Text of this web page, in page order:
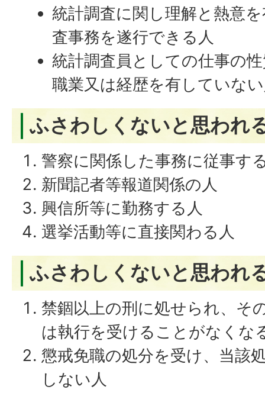
統計調査に関し理解と熱意
査事務を遂行できる人
統計調査員としての仕事の
職業又は経歴を有していな
ふさわしくないと思われ
警察に関係した事務に従事す
新聞記者等報道関係の人
興信所等に勤務する人
選挙活動等に直接関わる人
ふさわしくないと思われ
禁錮以上の刑に処せられ、そ
は執行を受けることがなくな
懲戒免職の処分を受け、当該
しない人